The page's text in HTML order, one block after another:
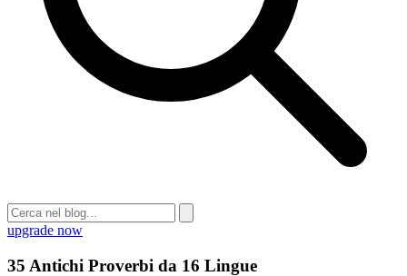
upgrade now
35 Antichi Proverbi da 16 Lingue